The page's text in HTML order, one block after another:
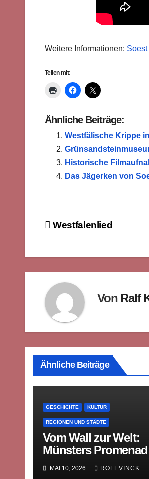
Weitere Informationen: Soest
Teilen mit:
Ähnliche Beiträge:
Westfälische Krippe
Historische
Das Jägerken von
Westfalenlied
Von Ralf
Ähnliche Beiträge
GESCHICHTE KULTUR
REGIONEN UND STÄDTE
Vom Wall zur Welt:
Münsters
und die Erfindung
öffentlichen Raums
MAI 10, 2026 ROLEVINCK